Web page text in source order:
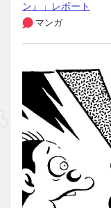
ン』」レポート
マンガ